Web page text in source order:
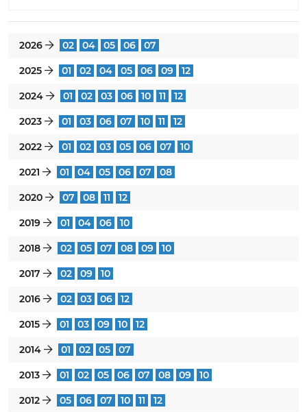
2026 } 02 04 05 06 07
2025 } 01 02 04 05 06 09 12
2024 } 01 02 03 06 10 11 12
2023 } 01 03 06 07 10 11 12
2022 } 01 02 03 05 06 07 10
2021 } 01 04 05 06 07 08
2020 } 07 08 11 12
2019 } 01 04 06 10
2018 } 02 05 07 08 09 10
2017 } 02 09 10
2016 } 02 03 06 12
2015 } 01 03 09 10 12
2014 } 01 02 05 07
2013 } 01 02 05 06 07 08 09 10
2012 } 05 06 07 10 11 12